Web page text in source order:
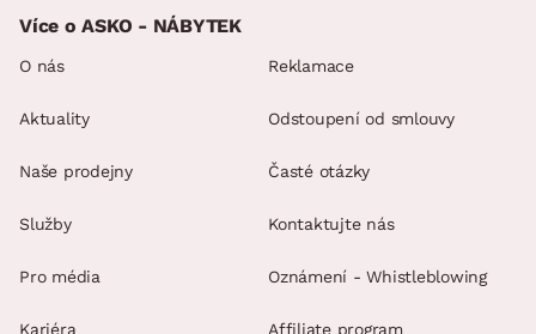
Více o ASKO - NÁBYTEK
O nás
Aktuality
Naše prodejny
Služby
Pro média
Kariéra
Reklamace
Odstoupení od smlouvy
Časté otázky
Kontaktujte nás
Oznámení - Whistleblowing
Affiliate program